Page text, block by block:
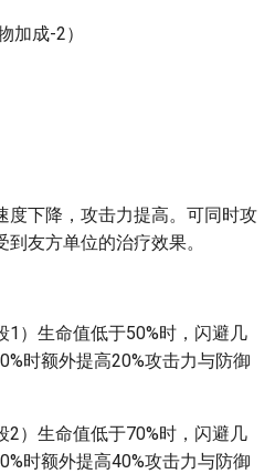
加成-2）
度下降，攻击力提高。可同时攻
友方单位的治疗效果。
1）生命值低于50%时，闪避几
时额外提高20%攻击力与防御
2）生命值低于70%时，闪避几
时额外提高40%攻击力与防御